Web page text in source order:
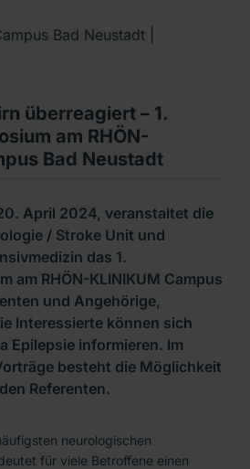
Bad Neustadt |
überreagiert – 1.
am RHÖN-
Bad Neustadt
April 2024, veranstaltet die
/ Stroke Unit und
das 1.
am RHÖN-KLINIKUM Campus
und Angehörige,
Interessierte können sich
Epilepsie informieren. Im
besteht die Möglichkeit
Referenten.
neurologischen
für viele Betroffene einen